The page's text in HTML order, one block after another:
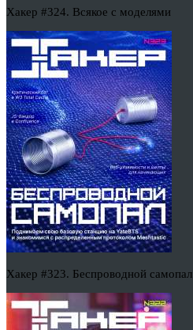
Хакер #324. Всякое с моделями
Хакер #323. Беспроводной самопал